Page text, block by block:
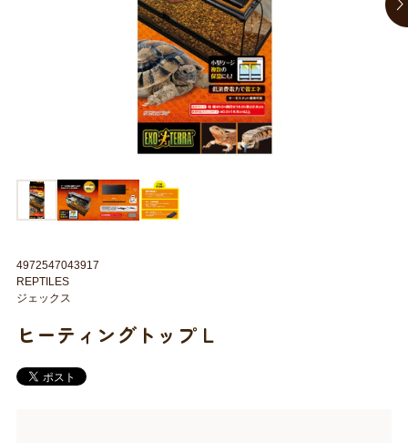
ヒーティングトップ L
4972547043917
REPTILES
ジェックス